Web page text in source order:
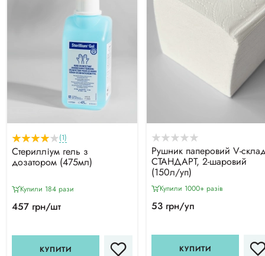
(1)
Стерилліум гель з
дозатором (475мл)
Купили 184 рази
457 грн/шт
КУПИТИ
Рушник паперовий V-
СТАНДАРТ, 2-шаровий
(150л/уп)
Купили 1000+ разiв
53 грн/уп
КУПИТИ